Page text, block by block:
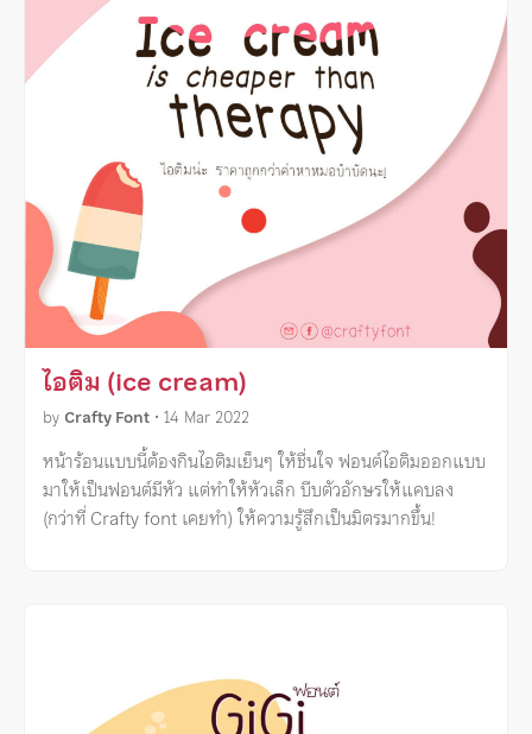
ไอติม (ice cream)
by Crafty Font • 14 Mar 2022
หน้าร้อนแบบนี้ต้องกินไอติมเย็นๆ ให้ชื่นใจ ฟอนต์ไอติมออกแบบ
มาให้เป็นฟอนต์มีหัว แต่ทำให้หัวเล็ก บีบตัวอักษรให้แคบลง
(กว่าที่ Crafty font เคยทำ) ให้ความรู้สึกเป็นมิตรมากขึ้น!